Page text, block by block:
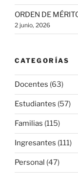
ORDEN DE
2 junio, 2026
CATEGORÍAS
Docentes (63)
Estudiantes (57)
Familias (115)
Ingresantes (111)
Personal (47)